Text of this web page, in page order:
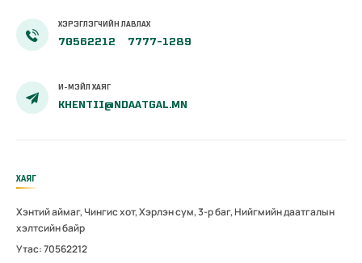
ХЭРЭГЛЭГЧИЙН ЛАВЛАХ
70562212 7777-1289
И-МЭЙЛ ХАЯГ
KHENTII@NDAATGAL.MN
ХАЯГ
Хэнтий аймаг, Чингис хот, Хэрлэн сум, 3-р баг, Нийгмийн даатгалын
хэлтсийн байр
Утас: 70562212